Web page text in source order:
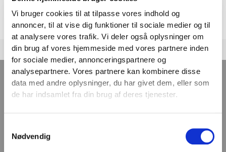
Vi bruger cookies til at tilpasse vores indhold og
annoncer, til at vise dig funktioner til sociale medier og til
at analysere vores trafik. Vi deler også oplysninger om
din brug af vores hjemmeside med vores partnere inden
for sociale medier, annonceringspartnere og
analysepartnere. Vores partnere kan kombinere disse
data med andre oplysninger, du har givet dem, eller som
de har indsamlet fra din brug af deres tjenester.
Nødvendig
TILMELD NYHEDSBREVET
Få nyheder, tips og tilbud smidt direkte i indbakken
– før alle andre. Ingen spam, kun styrke!
Email
VIND 2 VALGFRIE HÅNDVÆGTE 💥
Tilmeld dig nyhedsbrevet og deltag i
konkurrencen om 2 valgfrie
håndvægte. (Vælg selv vægten –
maks. 1.000 kr.)
Navn
Email